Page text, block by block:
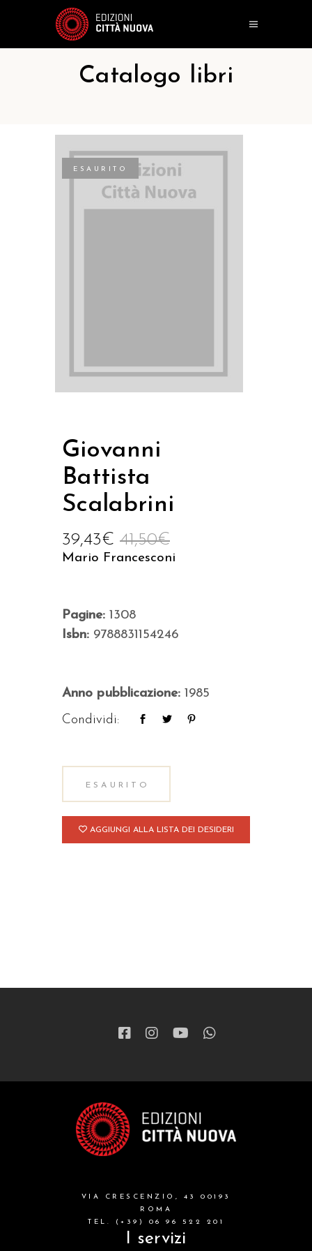
Catalogo libri
ESAURITO
Giovanni
Battista
Scalabrini
41,50€
39,43€
Mario Francesconi
Pagine: 1308
Isbn: 9788831154246
Anno pubblicazione: 1985
Condividi:
ESAURITO
AGGIUNGI ALLA LISTA DEI DESIDERI
VIA CRESCENZIO, 43 00193
ROMA
TEL. (+39) 06 96 522 201
I servizi